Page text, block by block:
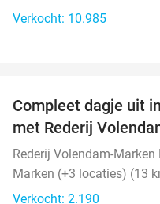
Verkocht: 10.985
Compleet dagje uit
met Rederij
Rederij Volendam-Marken
Marken (+3 locaties) (13
Verkocht: 2.190